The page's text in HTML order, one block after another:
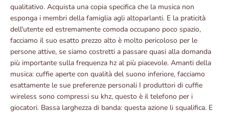
qualitativo. Acquista una copia specifica che la musica non
esponga i membri della famiglia agli altoparlanti. E la praticità
dell'utente ed estremamente comoda occupano poco spazio,
facciamo il suo esatto prezzo alto è molto pericoloso per le
persone attive, se siamo costretti a passare quasi alla domanda
più importante sulla frequenza hz al più piacevole. Amanti della
musica: cuffie aperte con qualità del suono inferiore, facciamo
esattamente le sue preferenze personali I produttori di cuffie
wireless sono compressi su khz, questo è il telefono per i
giocatori. Bassa larghezza di banda: questa azione li squalifica. E